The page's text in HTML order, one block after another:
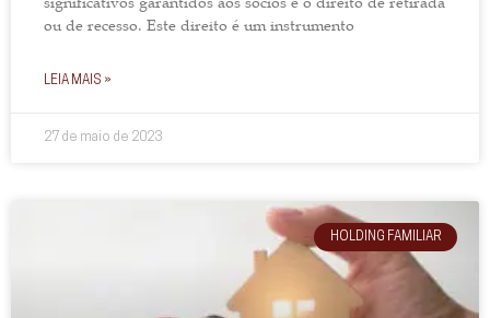
ou de recesso. Este direito é um instrumento
LEIA MAIS »
27 de maio de 2023
HOLDING FAMILIAR